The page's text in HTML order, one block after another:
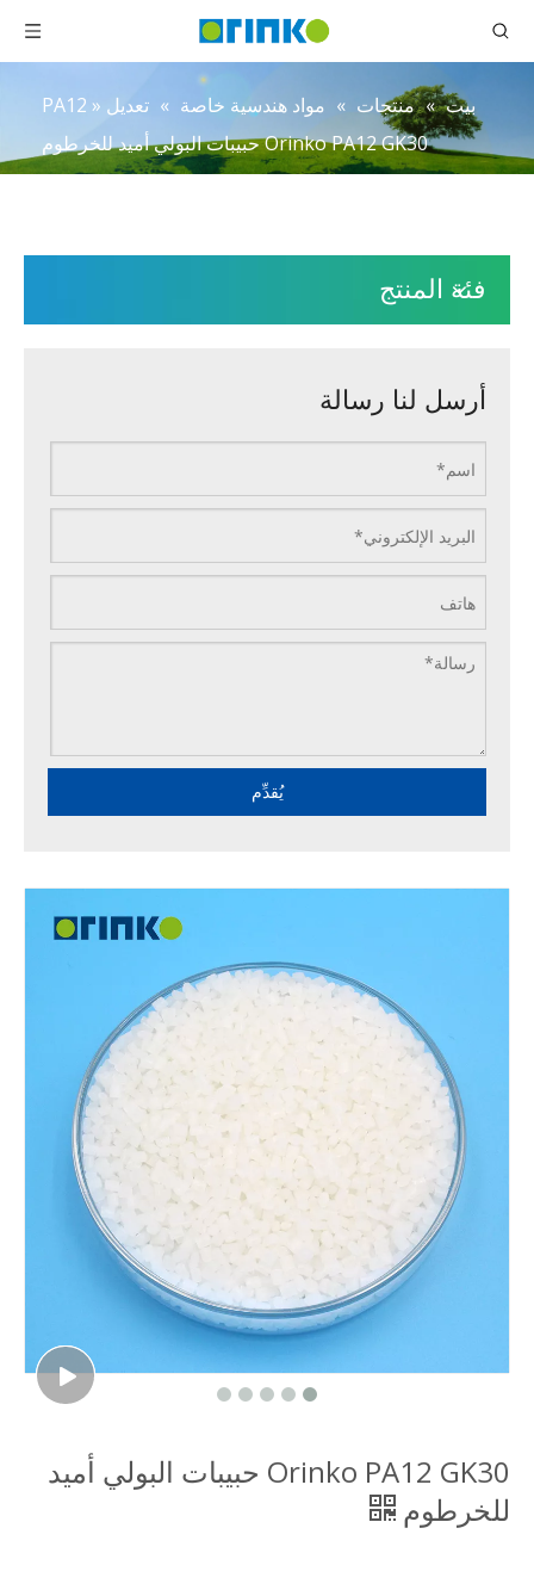
بيت » منتجات » مواد هندسية خاصة » تعديل PA12 »
Orinko PA12 GK30 حبيبات البولي أميد للخرطوم
فئة المنتج
أرسل لنا رسالة
يُقدِّم
Orinko PA12 GK30 حبيبات البولي أميد
للخرطوم